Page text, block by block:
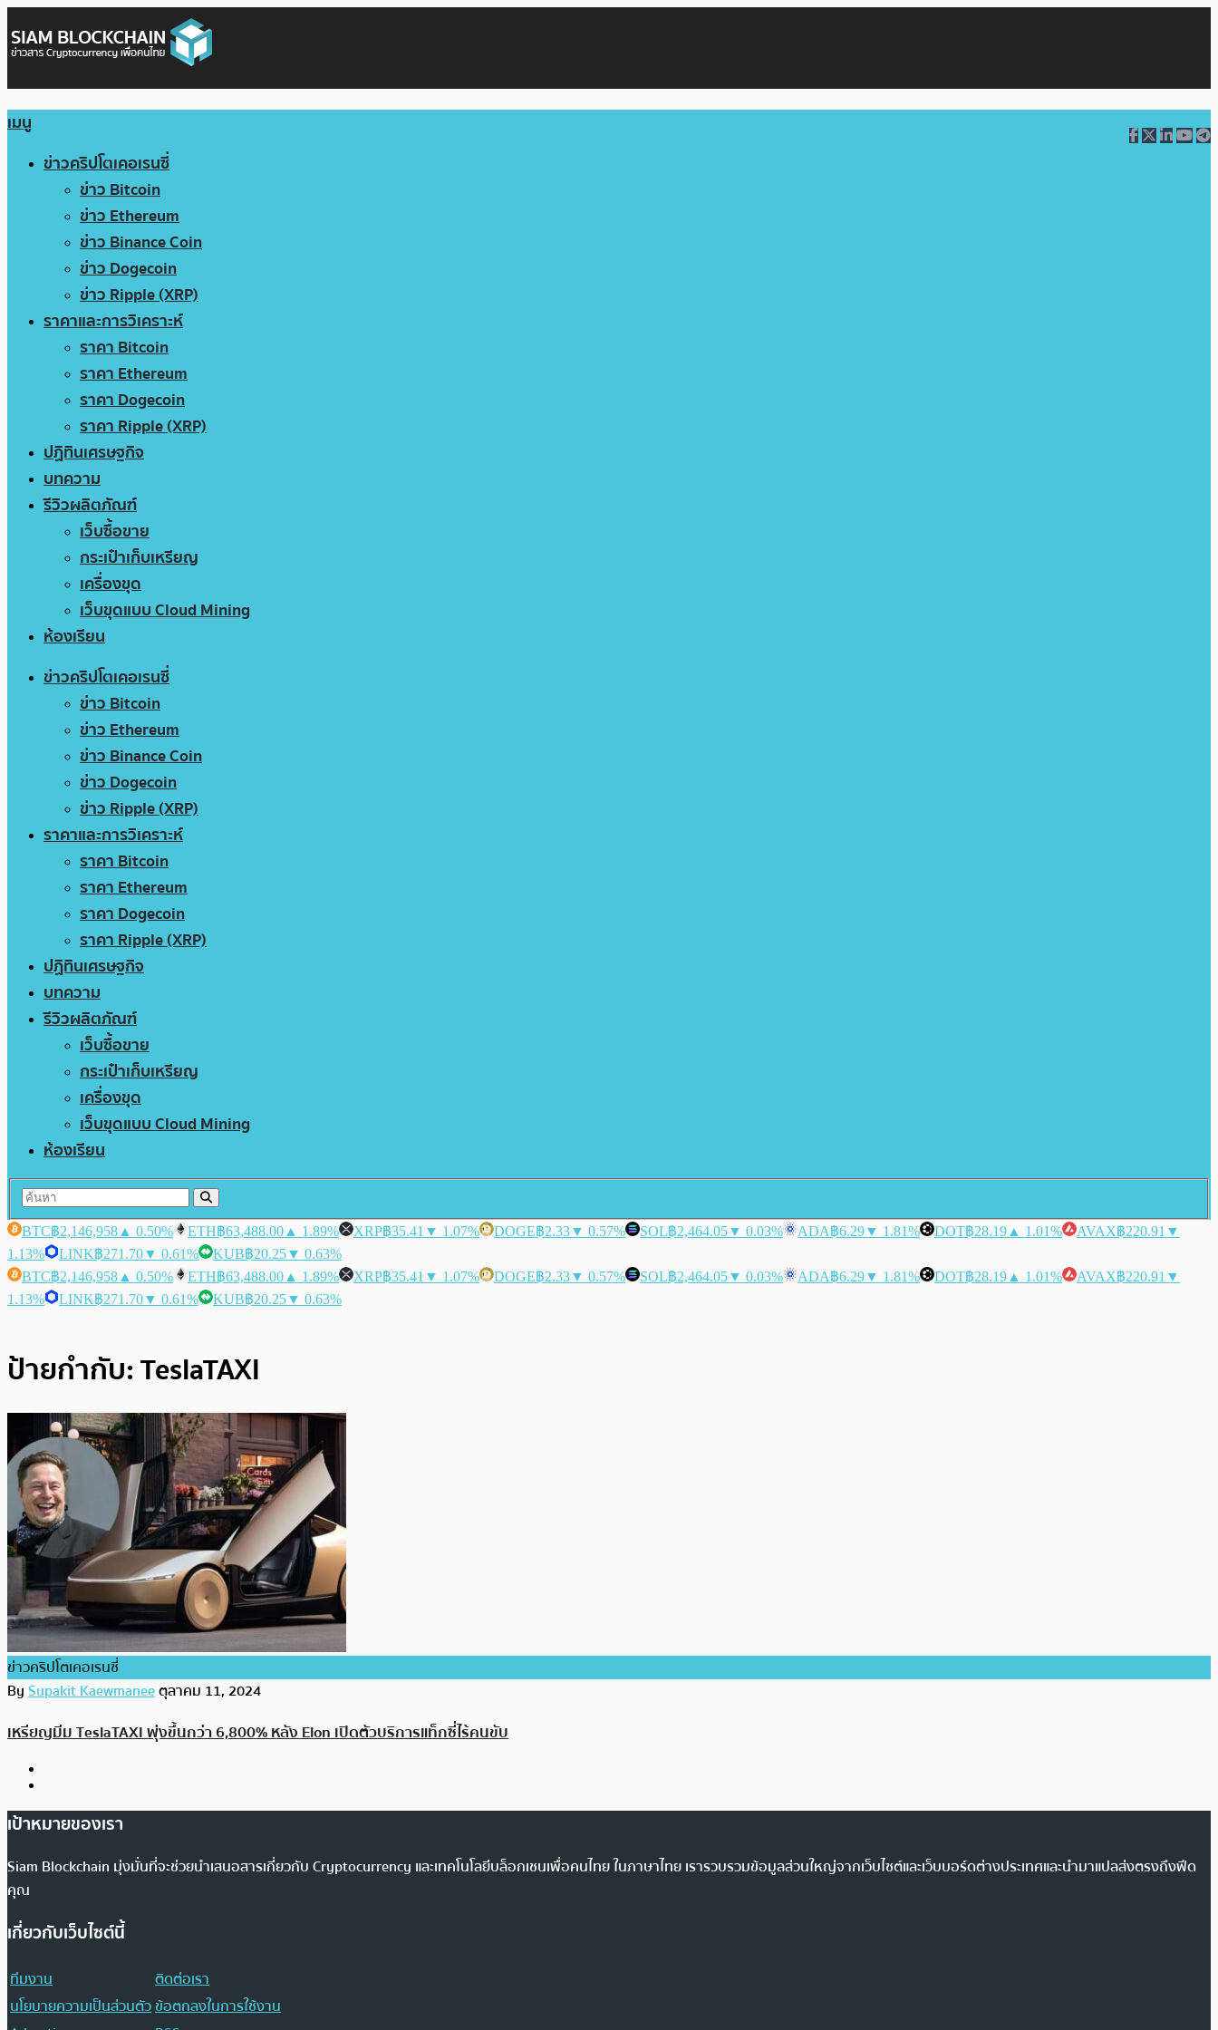
เมนู
ข่าวคริปโตเคอเรนซี่
ข่าว Bitcoin
ข่าว Ethereum
ข่าว Binance Coin
ข่าว Dogecoin
ข่าว Ripple (XRP)
ราคาและการวิเคราะห์
ราคา Bitcoin
ราคา Ethereum
ราคา Dogecoin
ราคา Ripple (XRP)
ปฏิทินเศรษฐกิจ
บทความ
รีวิวผลิตภัณฑ์
เว็บซื้อขาย
กระเป๋าเก็บเหรียญ
เครื่องขุด
เว็บขุดแบบ Cloud Mining
ห้องเรียน
ข่าวคริปโตเคอเรนซี่
ข่าว Bitcoin
ข่าว Ethereum
ข่าว Binance Coin
ข่าว Dogecoin
ข่าว Ripple (XRP)
ราคาและการวิเคราะห์
ราคา Bitcoin
ราคา Ethereum
ราคา Dogecoin
ราคา Ripple (XRP)
ปฏิทินเศรษฐกิจ
บทความ
รีวิวผลิตภัณฑ์
เว็บซื้อขาย
กระเป๋าเก็บเหรียญ
เครื่องขุด
เว็บขุดแบบ Cloud Mining
ห้องเรียน
BTC฿2,146,958 ▲ 0.50% ETH฿63,488.00 ▲ 1.89% XRP฿35.41 ▼ 1.07% DOGE฿2.33▼ 0.57% SOL฿2,464.05▼ 0.03% ADA฿6.29▼ 1.81% DOT฿28.19 ▲ 1.01% AVAX฿220.91 ▼
1.13%
LINK฿271.70▼ 0.61% KUB฿20.25▼ 0.63%
BTC฿2,146,958 ▲ 0.50% ETH฿63,488.00 ▲ 1.89% XRP฿35.41 ▼ 1.07% DOGE฿2.33▼ 0.57% SOL฿2,464.05▼ 0.03% ADA฿6.29▼ 1.81% DOT฿28.19 ▲ 1.01% AVAX฿220.91 ▼
1.13%
LINK฿271.70▼ 0.61% KUB฿20.25▼ 0.63%
ป้ายกำกับ:TeslaTAXI
ข่าวคริปโตเคอเรนซี่
BySupakit Kaewmaneeตุลาคม 11, 2024
เหรียญมีม TeslaTAXI พุ่งขึ้นกว่า 6,800% หลัง Elon เปิดตัวบริการแท็กซี่ไร้คนขับ
เป้าหมายของเรา
Siam Blockchain มุ่งมั่นที่จะช่วยนำเสนอสารเกี่ยวกับ Cryptocurrency และเทคโนโลยีบล็อกเชนเพื่อคนไทย ในภาษาไทย เรารวบรวมข้อมูลส่วนใหญ่จากเว็บไซต์และเว็บบอร์ดต่างประเทศและนำมาแปลส่งตรงถึงฟีด
คุณ
เกี่ยวกับเว็บไซต์นี้
ทีมงาน
ติดต่อเรา
นโยบายความเป็นส่วนตัวข้อตกลงในการใช้งาน